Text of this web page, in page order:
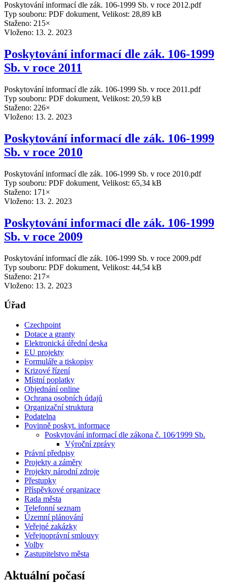
Poskytování informací dle zák. 106-1999 Sb. v roce 2012.pdf
Typ souboru: PDF dokument, Velikost: 28,89 kB
Staženo: 215×
Vloženo: 13. 2. 2023
Poskytování informací dle zák. 106-1999
Sb. v roce 2011
Poskytování informací dle zák. 106-1999 Sb. v roce 2011.pdf
Typ souboru: PDF dokument, Velikost: 20,59 kB
Staženo: 226×
Vloženo: 13. 2. 2023
Poskytování informací dle zák. 106-1999
Sb. v roce 2010
Poskytování informací dle zák. 106-1999 Sb. v roce 2010.pdf
Typ souboru: PDF dokument, Velikost: 65,34 kB
Staženo: 171×
Vloženo: 13. 2. 2023
Poskytování informací dle zák. 106-1999
Sb. v roce 2009
Poskytování informací dle zák. 106-1999 Sb. v roce 2009.pdf
Typ souboru: PDF dokument, Velikost: 44,54 kB
Staženo: 217×
Vloženo: 13. 2. 2023
Úřad
Czechpoint
Dotace a granty
Elektronická úřední deska
EU projekty
Formuláře a tiskopisy
Krizové řízení
Místní poplatky
Objednání online
Ochrana osobních údajů
Organizační struktura
Podatelna
Povinně poskyt. informace
Poskytování informací dle zákona č. 106⁄1999 Sb.
Výroční zprávy
Právní předpisy
Projekty a záměry
Projekty národní zdroje
Přestupky
Příspěvkové organizace
Rada města
Telefonní seznam
Územní plánování
Veřejné zakázky
Veřejnoprávní smlouvy
Volby
Zastupitelstvo města
Aktuální počasí